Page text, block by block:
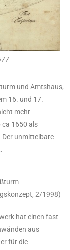
und Amtshaus,
16. und 17.
mehr
ca 1650 als
Der unmittelbare
2/1998)
hat einen fast
aus
für die